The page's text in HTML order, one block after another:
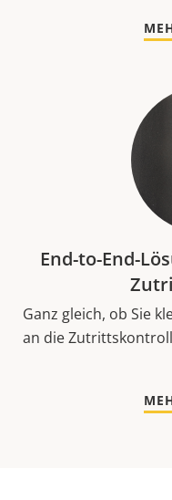
End-to-End-
Ganz gleich, ob Sie
an die